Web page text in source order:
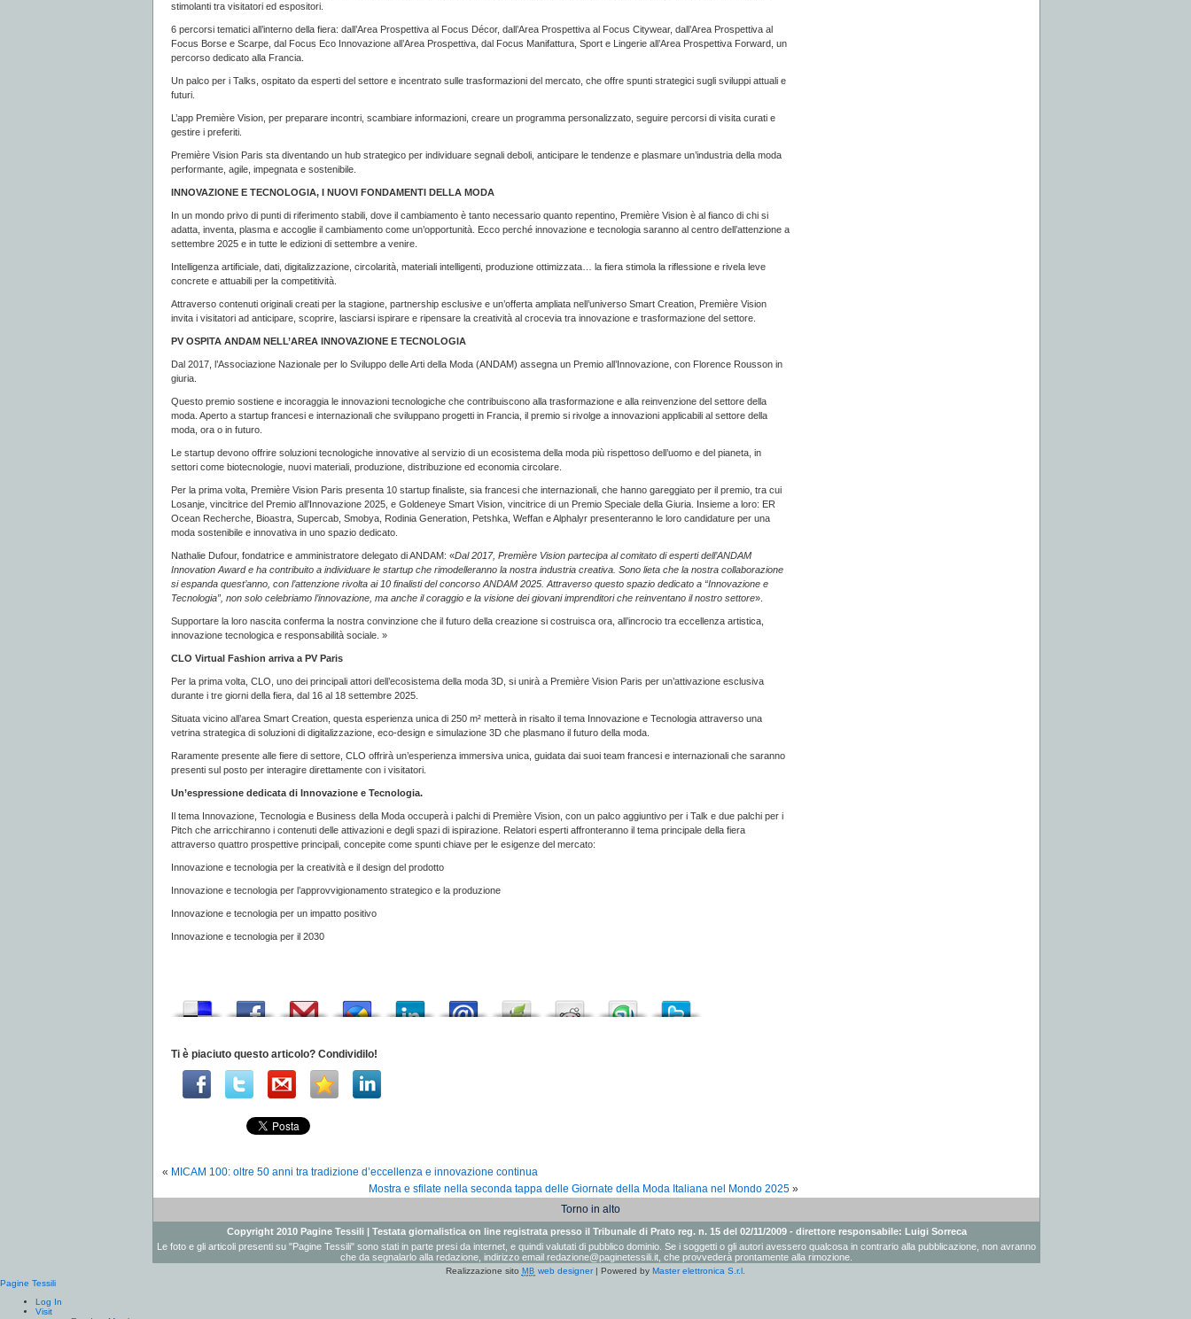
stimolanti tra visitatori ed espositori.
6 percorsi tematici all’interno della fiera: dall’Area Prospettiva al Focus Décor, dall’Area Prospettiva al Focus Citywear, dall’Area Prospettiva al
Focus Borse e Scarpe, dal Focus Eco Innovazione all’Area Prospettiva, dal Focus Manifattura, Sport e Lingerie all’Area Prospettiva Forward, un
percorso dedicato alla Francia.
Un palco per i Talks, ospitato da esperti del settore e incentrato sulle trasformazioni del mercato, che offre spunti strategici sugli sviluppi attuali e
futuri.
L’app Première Vision, per preparare incontri, scambiare informazioni, creare un programma personalizzato, seguire percorsi di visita curati e
gestire i preferiti.
Première Vision Paris sta diventando un hub strategico per individuare segnali deboli, anticipare le tendenze e plasmare un’industria della moda
performante, agile, impegnata e sostenibile.
INNOVAZIONE E TECNOLOGIA, I NUOVI FONDAMENTI DELLA MODA
In un mondo privo di punti di riferimento stabili, dove il cambiamento è tanto necessario quanto repentino, Première Vision è al fianco di chi si
adatta, inventa, plasma e accoglie il cambiamento come un’opportunità. Ecco perché innovazione e tecnologia saranno al centro dell’attenzione a
settembre 2025 e in tutte le edizioni di settembre a venire.
Intelligenza artificiale, dati, digitalizzazione, circolarità, materiali intelligenti, produzione ottimizzata… la fiera stimola la riflessione e rivela leve
concrete e attuabili per la competitività.
Attraverso contenuti originali creati per la stagione, partnership esclusive e un’offerta ampliata nell’universo Smart Creation, Première Vision
invita i visitatori ad anticipare, scoprire, lasciarsi ispirare e ripensare la creatività al crocevia tra innovazione e trasformazione del settore.
PV OSPITA ANDAM NELL’AREA INNOVAZIONE E TECNOLOGIA
Dal 2017, l’Associazione Nazionale per lo Sviluppo delle Arti della Moda (ANDAM) assegna un Premio all’Innovazione, con Florence Rousson in
giuria.
Questo premio sostiene e incoraggia le innovazioni tecnologiche che contribuiscono alla trasformazione e alla reinvenzione del settore della
moda. Aperto a startup francesi e internazionali che sviluppano progetti in Francia, il premio si rivolge a innovazioni applicabili al settore della
moda, ora o in futuro.
Le startup devono offrire soluzioni tecnologiche innovative al servizio di un ecosistema della moda più rispettoso dell’uomo e del pianeta, in
settori come biotecnologie, nuovi materiali, produzione, distribuzione ed economia circolare.
Per la prima volta, Première Vision Paris presenta 10 startup finaliste, sia francesi che internazionali, che hanno gareggiato per il premio, tra cui
Losanje, vincitrice del Premio all’Innovazione 2025, e Goldeneye Smart Vision, vincitrice di un Premio Speciale della Giuria. Insieme a loro: ER
Ocean Recherche, Bioastra, Supercab, Smobya, Rodinia Generation, Petshka, Weffan e Alphalyr presenteranno le loro candidature per una
moda sostenibile e innovativa in uno spazio dedicato.
Nathalie Dufour, fondatrice e amministratore delegato di ANDAM: «Dal 2017, Première Vision partecipa al comitato di esperti dell’ANDAM
Innovation Award e ha contribuito a individuare le startup che rimodelleranno la nostra industria creativa. Sono lieta che la nostra collaborazione
si espanda quest’anno, con l’attenzione rivolta ai 10 finalisti del concorso ANDAM 2025. Attraverso questo spazio dedicato a “Innovazione e
Tecnologia”, non solo celebriamo l’innovazione, ma anche il coraggio e la visione dei giovani imprenditori che reinventano il nostro settore».
Supportare la loro nascita conferma la nostra convinzione che il futuro della creazione si costruisca ora, all’incrocio tra eccellenza artistica,
innovazione tecnologica e responsabilità sociale. »
CLO Virtual Fashion arriva a PV Paris
Per la prima volta, CLO, uno dei principali attori dell’ecosistema della moda 3D, si unirà a Première Vision Paris per un’attivazione esclusiva
durante i tre giorni della fiera, dal 16 al 18 settembre 2025.
Situata vicino all’area Smart Creation, questa esperienza unica di 250 m² metterà in risalto il tema Innovazione e Tecnologia attraverso una
vetrina strategica di soluzioni di digitalizzazione, eco-design e simulazione 3D che plasmano il futuro della moda.
Raramente presente alle fiere di settore, CLO offrirà un’esperienza immersiva unica, guidata dai suoi team francesi e internazionali che saranno
presenti sul posto per interagire direttamente con i visitatori.
Un’espressione dedicata di Innovazione e Tecnologia.
Il tema Innovazione, Tecnologia e Business della Moda occuperà i palchi di Première Vision, con un palco aggiuntivo per i Talk e due palchi per i
Pitch che arricchiranno i contenuti delle attivazioni e degli spazi di ispirazione. Relatori esperti affronteranno il tema principale della fiera
attraverso quattro prospettive principali, concepite come spunti chiave per le esigenze del mercato:
Innovazione e tecnologia per la creatività e il design del prodotto
Innovazione e tecnologia per l’approvvigionamento strategico e la produzione
Innovazione e tecnologia per un impatto positivo
Innovazione e tecnologia per il 2030
Ti è piaciuto questo articolo? Condividilo!
« MICAM 100: oltre 50 anni tra tradizione d’eccellenza e innovazione continua
Mostra e sfilate nella seconda tappa delle Giornate della Moda Italiana nel Mondo 2025 »
Torno in alto
Copyright 2010 Pagine Tessili | Testata giornalistica on line registrata presso il Tribunale di Prato reg. n. 15 del 02/11/2009 - direttore responsabile: Luigi Sorreca
Le foto e gli articoli presenti su "Pagine Tessili" sono stati in parte presi da internet, e quindi valutati di pubblico dominio. Se i soggetti o gli autori avessero qualcosa in contrario alla pubblicazione, non avranno
che da segnalarlo alla redazione, indirizzo email redazione@paginetessili.it , che provvederà prontamente alla rimozione.
Realizzazione sito MB web designer| Powered byMaster elettronica S.r.l.
Pagine Tessili
Log In
Visit